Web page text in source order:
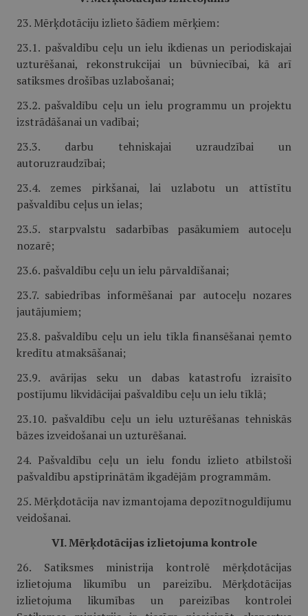
23. Mērķdotāciju izlieto šādiem mērķiem:
23.1. pašvaldību ceļu un ielu ikdienas un periodiskajai
uzturēšanai, rekonstrukcijai un būvniecībai, kā arī
satiksmes drošības uzlabošanai;
23.2. pašvaldību ceļu un ielu programmu un projektu
izstrādāšanai un vadībai;
23.3. darbu tehniskajai uzraudzībai un
autoruzraudzībai;
23.4. zemes pirkšanai, lai uzlabotu un attīstītu
pašvaldību ceļus un ielas;
23.5. starpvalstu sadarbības pasākumiem autoceļu
nozarē;
23.6. pašvaldību ceļu un ielu pārvaldīšanai;
23.7. sabiedrības informēšanai par autoceļu nozares
jautājumiem;
23.8. pašvaldību ceļu un ielu tīkla finansēšanai ņemto
kredītu atmaksāšanai;
23.9. avārijas seku un dabas katastrofu izraisīto
postījumu likvidācijai pašvaldību ceļu un ielu tīklā;
23.10. pašvaldību ceļu un ielu uzturēšanas tehniskās
bāzes izveidošanai un uzturēšanai.
24. Pašvaldību ceļu un ielu fondu izlieto atbilstoši
pašvaldību apstiprinātām ikgadējām programmām.
25. Mērķdotācija nav izmantojama depozītnoguldījumu
veidošanai.
VI. Mērķdotācijas izlietojuma kontrole
26. Satiksmes ministrija kontrolē mērķdotācijas
izlietojuma likumību un pareizību. Mērķdotācijas
izlietojuma likumības un pareizības kontrolei